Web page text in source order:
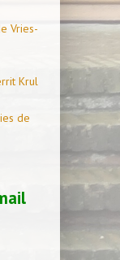
Vries-
Krul
de